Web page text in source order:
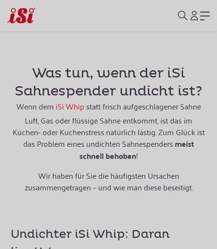
Was tun, wenn der iSi
Sahnespender undicht ist?
Wenn dem iSi Whipstatt frisch aufgeschlagener Sahne
Luft, Gas oder flüssige Sahne entkommt, ist das im
Küchen- oder Kuchenstress natürlich lästig. Zum Glück ist
das Problem eines undichten Sahnespendersmeist
schnell behoben!
Wir haben für Sie die häufigsten Ursachen
zusammengetragen – und wie man diese beseitigt.
Undichter iSi Whip: Daran